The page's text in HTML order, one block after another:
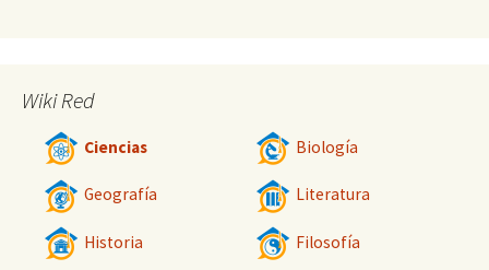
Wiki Red
Ciencias Biología
Geografía Literatura
Historia Filosofía